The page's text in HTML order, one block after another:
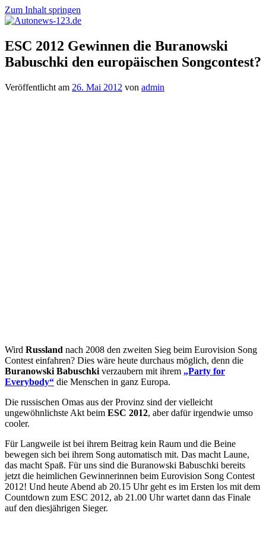
Zum Inhalt springen
Autonews-
123.de
Autonews
mit
Charme
ESC 2012 Gewinnen die Buranowski
Babuschki den europäischen Songcontest?
Veröffentlicht am 26. Mai 2012 von admin
Wird Russland nach 2008 den zweiten Sieg beim Eurovision Song
Contest einfahren? Dies wäre heute durchaus möglich, denn die
Buranowski Babuschki verzaubern mit ihrem „Party for
Everybody“ die Menschen in ganz Europa.
Die russischen Omas aus der Provinz sind der vielleicht
ungewöhnlichste Akt beim ESC 2012, aber dafür irgendwie umso
cooler.
Für Langweile ist bei ihrem Beitrag kein Raum und die Beine
bewegen sich bei ihrem Song automatisch mit. Das macht Laune,
das macht Spaß. Für uns sind die Buranowski Babuschki bereits
jetzt die heimlichen Gewinnerinnen beim Eurovision Song Contest
2012! Und heute Abend ab 20.15 Uhr geht es im Ersten los mit dem
Countdown zum ESC 2012, ab 21.00 Uhr wartet dann das Finale
auf den diesjährigen Sieger.